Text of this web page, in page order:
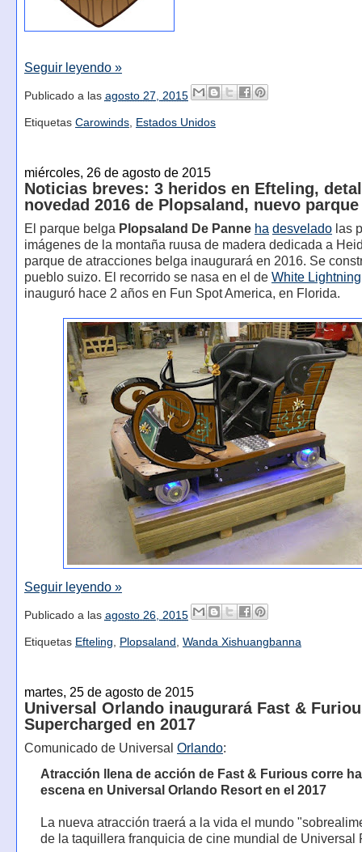
Seguir leyendo »
Publicado a las agosto 27, 2015
Etiquetas Carowinds, Estados Unidos
miércoles, 26 de agosto de 2015
Noticias breves: 3 heridos en Efteling,
novedad 2016 de Plopsaland, nuevo
El parque belga Plopsaland De Panne ha desveladolas
imágenes de la montaña ruusa de madera dedicada a
parque de atracciones belga inaugurará en 2016. Se
pueblo suizo. El recorrido se nasa en el de White Lightning
inauguró hace 2 años en Fun Spot America, en Florida.
Seguir leyendo »
Publicado a las agosto 26, 2015
Etiquetas Efteling Plopsaland Wanda Xishuangbanna
martes, 25 de agosto de 2015
Universal Orlando inaugurará Fast &
Supercharged en 2017
Comunicado de Universal Orlando:
Atracción llena de acción de Fast & Furious corre
escena en Universal Orlando Resort en el 2017
La nueva atracción traerá a la vida el mundo
de la taquillera franquicia de cine mundial de Universal